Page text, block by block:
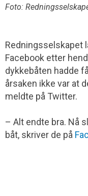
Foto:
Redningsselskapet
Facebook etter
dykkebåten hadde
årsaken ikke var at
meldte på Twitter.
– Alt endte bra. Nå
båt, skriver de på